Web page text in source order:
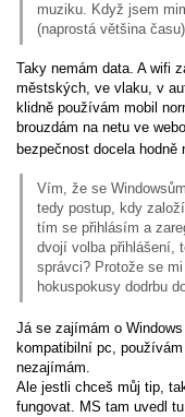
muziku. Když jsem
(naprostá většina
Taky nemám data. A wifi
městských, ve vlaku, v
klidně používám mobil
brouzdám na netu ve
bezpečnost docela hodně
Vím, že se
tedy postup, kdy
tím se přihlásím a
dvojí volba přihlášení,
správci? Protože se
hokuspokusy dodrbu
Já se zajímám o
kompatibilní pc,
nezajímám.
Ale jestli chceš můj tip,
fungovat. MS tam uvedl